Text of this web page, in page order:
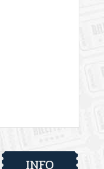
INFO